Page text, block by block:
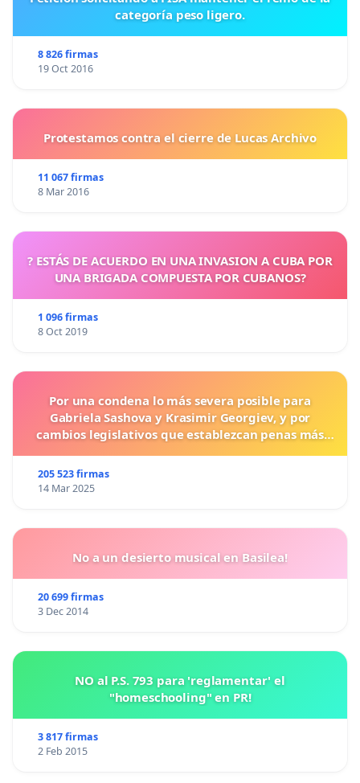
categoría peso ligero.
8 826 firmas
19 Oct 2016
Protestamos contra el cierre de Lucas Archivo
11 067 firmas
8 Mar 2016
? ESTÁS DE ACUERDO EN UNA INVASION A CUBA POR
UNA BRIGADA COMPUESTA POR CUBANOS?
1 096 firmas
8 Oct 2019
Por una condena lo más severa posible para
Gabriela Sashova y Krasimir Georgiev, y por
cambios legislativos que establezcan penas más
205 523 firmas
14 Mar 2025
No a un desierto musical en Basilea!
20 699 firmas
3 Dec 2014
NO al P.S. 793 para 'reglamentar' el
"homeschooling" en PR!
3 817 firmas
2 Feb 2015